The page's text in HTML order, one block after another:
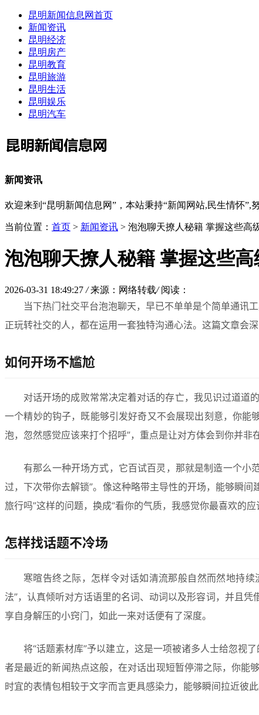
昆明新闻信息网首页
新闻资讯
昆明经济
昆明房产
昆明教育
昆明旅游
昆明生活
昆明娱乐
昆明汽车
新闻资讯
欢迎来到“昆明新闻信息网”，本站秉持“新闻网站,民生情怀
当前位置： 首页 > 新闻资讯 > 泡泡聊天撩人秘籍 掌握这些高
泡泡聊天撩人秘籍 掌握这些
2026-03-31 18:49:27/ 来源：网络转载/ 阅读：
当下热门社交平台泡泡聊天，早已不单单是个简单通讯
正玩转社交的人，都在运用一套独特沟通心法。这篇文章会
如何开场不尴尬
对话开场的成败常常决定着对话的存亡，我见识过道道
一个精妙的钩子，既能够引发好奇又不会展现出刻意，你能
泡，忽然感觉应该来打个招呼”，重点是让对方体会到你并非
有那么一种开场方式，它百试百灵，那就是制造一个小
过，下次带你去解锁”。像这种略带主导性的开场，能够瞬
旅行吗”这样的问题，换成“看你的气质，我感觉你最喜欢的
怎样找话题不冷场
寒暄告终之际，怎样令对话如清流那般自然而然地持
法”，认真倾听对方话语里的名词、动词以及形容词，并且
享自身解压的小窍门，如此一来对话便有了深度。
将“话题素材库”予以建立，这是一项被诸多人士给忽视
者是最近的新闻热点这般，在对话出现短暂停滞之际，你能
时宜的表情包相较于文字而言更具感染力，能够瞬间拉近彼